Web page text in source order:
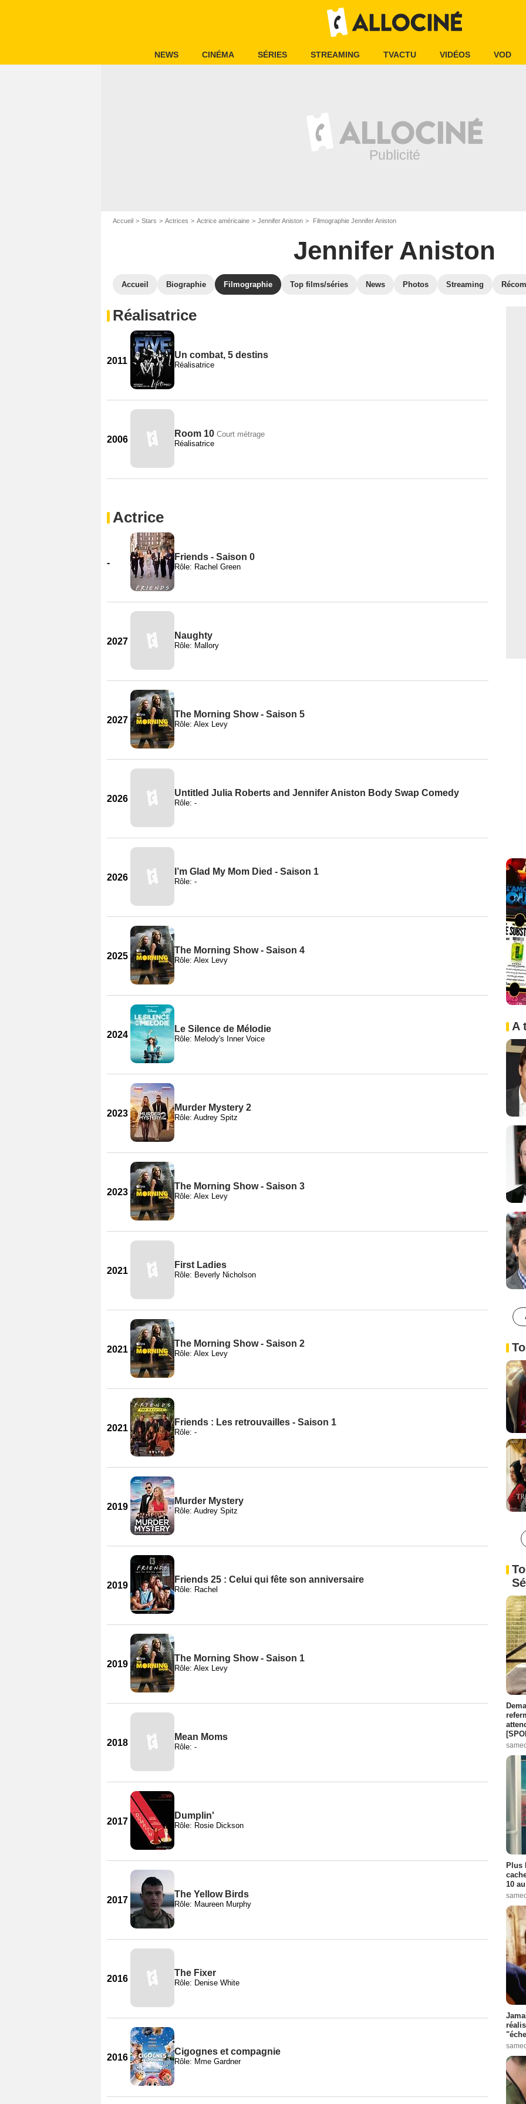
NEWS CINÉMA SÉRIES STREAMING TVACTU VIDÉOS VOD
Accueil Stars Actrices Actrice américaine Jennifer Aniston Filmographie Jennifer Aniston
Jennifer Aniston
Accueil Biographie Filmographie Top films/séries News Photos Streaming
Réalisatrice
2011
Un combat, 5 destins
Réalisatrice
2006
Room 10 Court métrage
Réalisatrice
Actrice
-
Friends - Saison 0
Rôle: Rachel Green
2027
Naughty
Rôle: Mallory
2027
The Morning Show - Saison 5
Rôle: Alex Levy
2026
Untitled Julia Roberts and Jennifer Aniston Body Swap Comedy
Rôle: -
2026
I’m Glad My Mom Died - Saison 1
Rôle: -
2025
The Morning Show - Saison 4
Rôle: Alex Levy
2024
Le Silence de Mélodie
Rôle: Melody's Inner Voice
2023
Murder Mystery 2
Rôle: Audrey Spitz
2023
The Morning Show - Saison 3
Rôle: Alex Levy
2021
First Ladies
Rôle: Beverly Nicholson
2021
The Morning Show - Saison 2
Rôle: Alex Levy
2021
Friends : Les retrouvailles - Saison 1
Rôle: -
2019
Murder Mystery
Rôle: Audrey Spitz
2019
Friends 25 : Celui qui fête son anniversaire
Rôle: Rachel
2019
The Morning Show - Saison 1
Rôle: Alex Levy
2018
Mean Moms
Rôle: -
2017
Dumplin'
Rôle: Rosie Dickson
2017
The Yellow Birds
Rôle: Maureen Murphy
2016
The Fixer
Rôle: Denise White
2016
Cigognes et compagnie
Rôle: Mme Gardner
A
Plus
10